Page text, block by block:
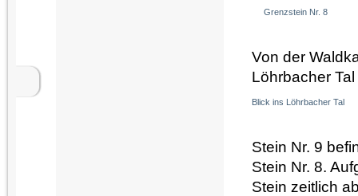
Grenzstein Nr. 8
Von der
Löhrbacher
Blick ins Löhrbacher Tal
Stein Nr. 9
Stein Nr. 8.
Stein zeitlich